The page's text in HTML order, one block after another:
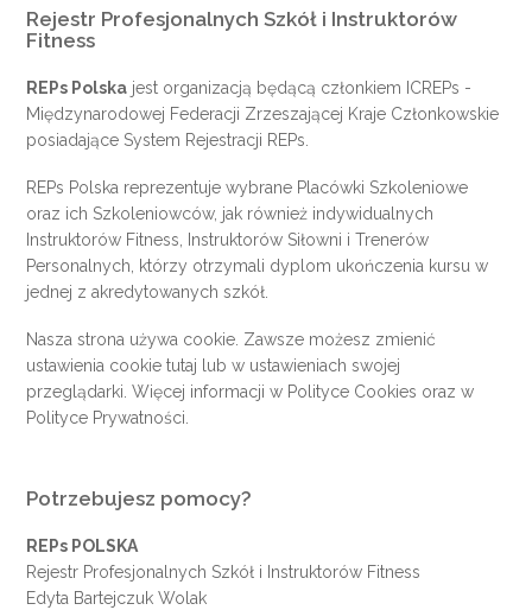
Rejestr Profesjonalnych Szkół i Instruktorów
Fitness
REPs Polska jest organizacją będącą członkiem ICREPs -
Międzynarodowej Federacji Zrzeszającej Kraje Członkowskie
posiadające System Rejestracji REPs.
REPs Polska reprezentuje wybrane Placówki Szkoleniowe
oraz ich Szkoleniowców, jak również indywidualnych
Instruktorów Fitness, Instruktorów Siłowni i Trenerów
Personalnych, którzy otrzymali dyplom ukończenia kursu w
jednej z akredytowanych szkół.
Nasza strona używa cookie. Zawsze możesz zmienić
ustawienia cookietutaj lub w ustawieniach swojej
przeglądarki. Więcej informacji w Polityce Cookies oraz w
Polityce Prywatności
Potrzebujesz pomocy?
REPs POLSKA
Rejestr Profesjonalnych Szkół i Instruktorów Fitness
Edyta Bartejczuk Wolak